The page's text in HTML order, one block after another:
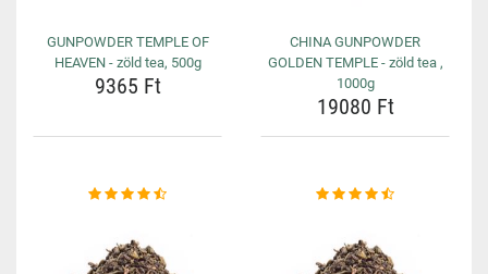
GUNPOWDER TEMPLE OF
HEAVEN - zöld tea, 500g
9365 Ft
CHINA GUNPOWDER
GOLDEN TEMPLE - zöld tea ,
1000g
19080 Ft